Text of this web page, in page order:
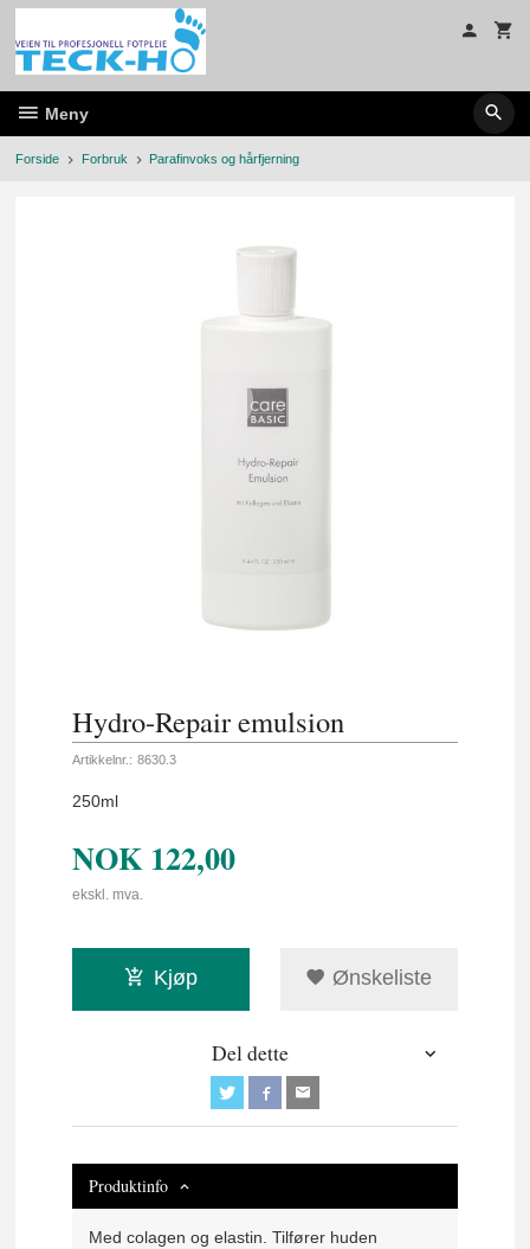
Gå
innholdet
Meny
Forside Forbruk Parafinvoks og hårfjerning
Hydro-Repair emulsion
Artikkelnr.: 8630.3
250ml
NOK 122,00
ekskl. mva.
Kjøp Ønskeliste
Del dette
Produktinfo
Med colagen og elastin. Tilfører huden